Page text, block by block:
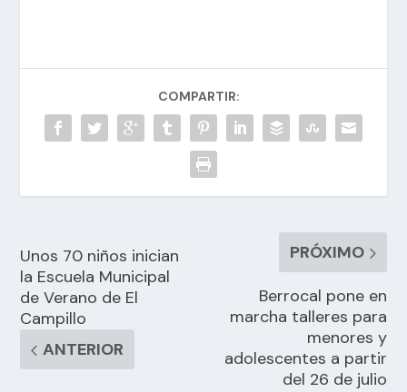
COMPARTIR:
Unos 70 niños inician
la Escuela Municipal
de Verano de El
Campillo
ANTERIOR
PRÓXIMO
Berrocal pone en
marcha talleres para
menores y
adolescentes a partir
del 26 de julio